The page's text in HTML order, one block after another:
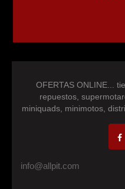
OFERTAS ONLINE...
repuestos,
miniquads, minimotos,
motocross,
info@allpit.com